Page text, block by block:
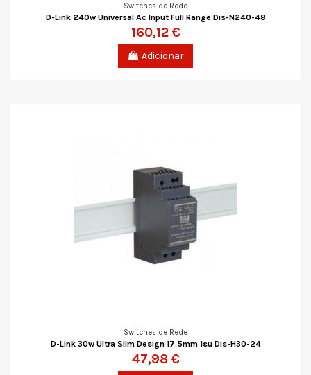
Switches de Rede
D-Link 240w Universal Ac Input Full Range Dis-N240-48
160,12 €
Adicionar
Switches de Rede
D-Link 30w Ultra Slim Design 17.5mm 1su Dis-H30-24
47,98 €